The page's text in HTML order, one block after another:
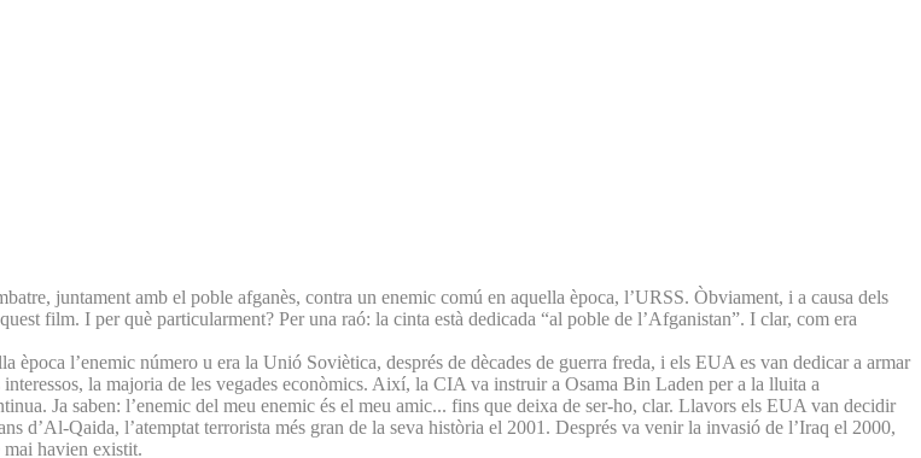
juntament amb el poble afganès, contra un enemic comú en aquella època, l’URSS. Òbviament, i a causa dels
film. I per què particularment? Per una raó: la cinta està dedicada “al poble de l’Afganistan”. I clar, com era
època l’enemic número u era la Unió Soviètica, després de dècades de guerra freda, i els EUA es van dedicar a armar
la majoria de les vegades econòmics. Així, la CIA va instruir a Osama Bin Laden per a la lluita a
Ja saben: l’enemic del meu enemic és el meu amic... fins que deixa de ser-ho, clar. Llavors els EUA van decidir
d’Al-Qaida, l’atemptat terrorista més gran de la seva història el 2001. Després va venir la invasió de l’Iraq el 2000,
mai havien existit.